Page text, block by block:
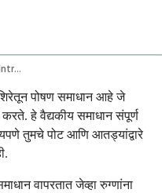
Amino Acids In Dextrose Intravenous Route
पोषण समाधान आहे जे
हे वैद्यकीय समाधान संपूर्ण
तुमचे पोट आणि आतड्यांद्वारे
वापरतात जेव्हा रुग्णांना